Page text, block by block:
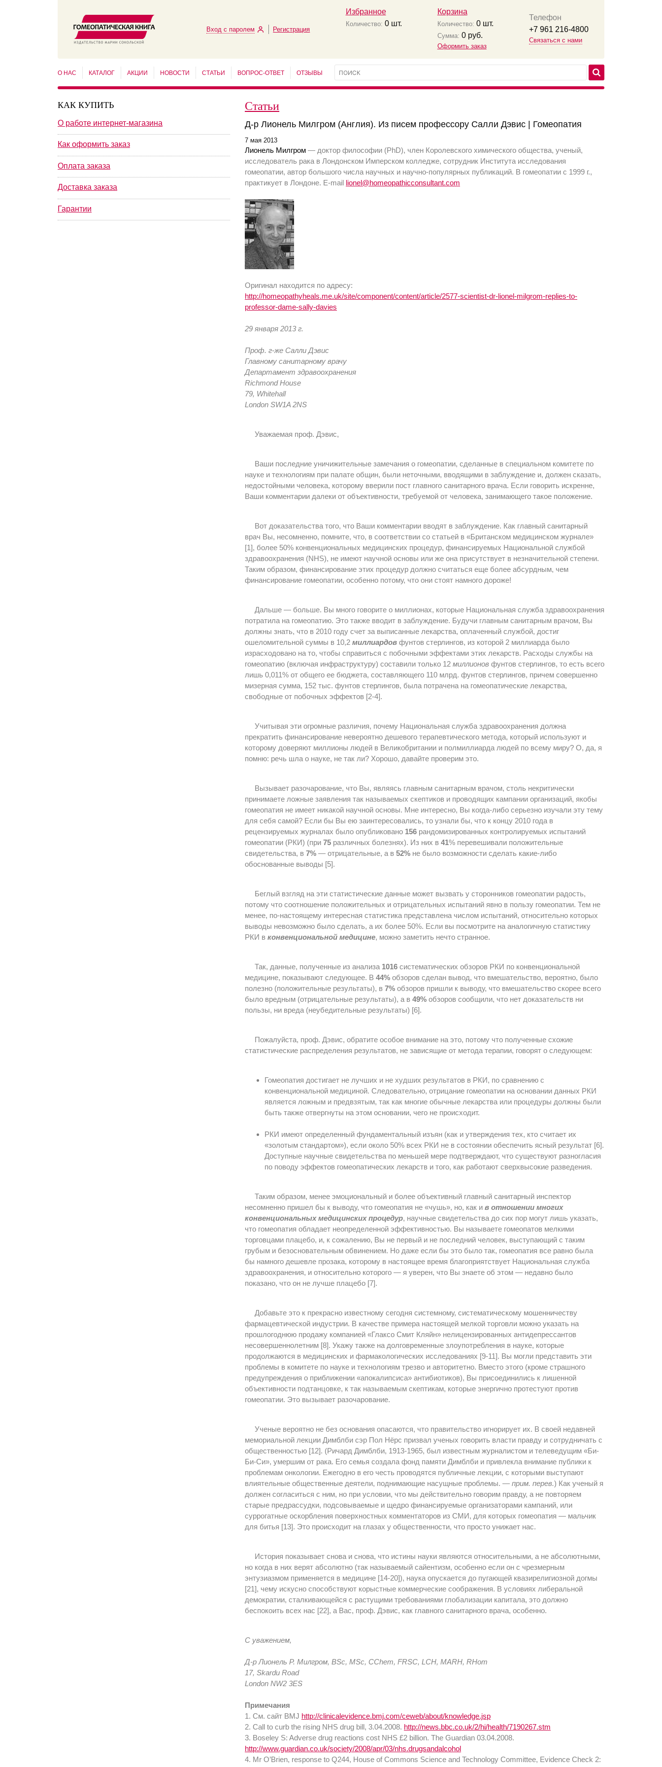
Вход с паролем Регистрация
Избранное
Количество: 0шт.
Корзина
Количество: 0шт.
Сумма: 0руб.
Оформить заказ
Телефон
+7 961 216-4800
Связаться с нами
О НАС КАТАЛОГ АКЦИИ НОВОСТИ СТАТЬИ ВОПРОС-ОТВЕТ ОТЗЫВЫ
КАК КУПИТЬ
О работе интернет-магазина
Как оформить заказ
Оплата заказа
Доставка заказа
Гарантии
Статьи
Д-р Лионель Милгром (Англия). Из писем профессору Салли Дэвис | Гомеопатия
7 мая 2013
Лионель Милгром — доктор философии (PhD), член Королевского химического общества, ученый,
исследователь рака в Лондонском Имперском колледже, сотрудник Института исследования
гомеопатии, автор большого числа научных и научно-популярных публикаций. В гомеопатии с 1999 г.,
практикует в Лондоне. E-mail lionel@homeopathicconsultant.com
Оригинал находится по адресу:
http://homeopathyheals.me.uk/site/component/content/article/2577-scientist-dr-lionel-milgrom-replies-to-
professor-dame-sally-davies
29 января 2013 г.
Проф. г-же Салли Дэвис
Главному санитарному врачу
Департамент здравоохранения
Richmond House
79, Whitehall
London SW1A 2NS
Уважаемая проф. Дэвис,
Ваши последние уничижительные замечания о гомеопатии, сделанные в специальном комитете по
науке и технологиям при палате общин, были неточными, вводящими в заблуждение и, должен сказать,
недостойными человека, которому вверили пост главного санитарного врача. Если говорить искренне,
Ваши комментарии далеки от объективности, требуемой от человека, занимающего такое положение.
Вот доказательства того, что Ваши комментарии вводят в заблуждение. Как главный санитарный
врач Вы, несомненно, помните, что, в соответствии со статьей в «Британском медицинском журнале»
[1], более 50% конвенциональных медицинских процедур, финансируемых Национальной службой
здравоохранения (NHS), не имеют научной основы или же она присутствует в незначительной степени.
Таким образом, финансирование этих процедур должно считаться еще более абсурдным, чем
финансирование гомеопатии, особенно потому, что они стоят намного дороже!
Дальше — больше. Вы много говорите о миллионах, которые Национальная служба здравоохранения
потратила на гомеопатию. Это также вводит в заблуждение. Будучи главным санитарным врачом, Вы
должны знать, что в 2010 году счет за выписанные лекарства, оплаченный службой, достиг
ошеломительной суммы в 10,2 миллиардов фунтов стерлингов, из которой 2 миллиарда было
израсходовано на то, чтобы справиться с побочными эффектами этих лекарств. Расходы службы на
гомеопатию (включая инфраструктуру) составили только 12 миллионов фунтов стерлингов, то есть всего
лишь 0,011% от общего ее бюджета, составляющего 110 млрд. фунтов стерлингов, причем совершенно
мизерная сумма, 152 тыс. фунтов стерлингов, была потрачена на гомеопатические лекарства,
свободные от побочных эффектов [2-4].
Учитывая эти огромные различия, почему Национальная служба здравоохранения должна
прекратить финансирование невероятно дешевого терапевтического метода, который используют и
которому доверяют миллионы людей в Великобритании и полмиллиарда людей по всему миру? О, да, я
помню: речь шла о науке, не так ли? Хорошо, давайте проверим это.
Вызывает разочарование, что Вы, являясь главным санитарным врачом, столь некритически
принимаете ложные заявления так называемых скептиков и проводящих кампании организаций, якобы
гомеопатия не имеет никакой научной основы. Мне интересно, Вы когда-либо серьезно изучали эту тему
для себя самой? Если бы Вы ею заинтересовались, то узнали бы, что к концу 2010 года в
рецензируемых журналах было опубликовано 156 рандомизированных контролируемых испытаний
гомеопатии (РКИ) (при 75 различных болезнях). Из них в 41% перевешивали положительные
свидетельства, в 7% — отрицательные, а в 52% не было возможности сделать какие-либо
обоснованные выводы [5].
Беглый взгляд на эти статистические данные может вызвать у сторонников гомеопатии радость,
потому что соотношение положительных и отрицательных испытаний явно в пользу гомеопатии. Тем не
менее, по-настоящему интересная статистика представлена числом испытаний, относительно которых
выводы невозможно было сделать, а их более 50%. Если вы посмотрите на аналогичную статистику
РКИ в конвенциональной медицине, можно заметить нечто странное.
Так, данные, полученные из анализа 1016 систематических обзоров РКИ по конвенциональной
медицине, показывают следующее. В 44% обзоров сделан вывод, что вмешательство, вероятно, было
полезно (положительные результаты), в 7% обзоров пришли к выводу, что вмешательство скорее всего
было вредным (отрицательные результаты), а в 49% обзоров сообщили, что нет доказательств ни
пользы, ни вреда (неубедительные результаты) [6].
Пожалуйста, проф. Дэвис, обратите особое внимание на это, потому что полученные схожие
статистические распределения результатов, не зависящие от метода терапии, говорят о следующем:
Гомеопатия достигает не лучших и не худших результатов в РКИ, по сравнению с
конвенциональной медициной. Следовательно, отрицание гомеопатии на основании данных РКИ
является ложным и предвзятым, так как многие обычные лекарства или процедуры должны были
быть также отвергнуты на этом основании, чего не происходит.
РКИ имеют определенный фундаментальный изъян (как и утверждения тех, кто считает их
«золотым стандартом»), если около 50% всех РКИ не в состоянии обеспечить ясный результат [6].
Доступные научные свидетельства по меньшей мере подтверждают, что существуют разногласия
по поводу эффектов гомеопатических лекарств и того, как работают сверхвысокие разведения.
Таким образом, менее эмоциональный и более объективный главный санитарный инспектор
несомненно пришел бы к выводу, что гомеопатия не «чушь», но, как и в отношении многих
конвенциональных медицинских процедур, научные свидетельства до сих пор могут лишь указать,
что гомеопатия обладает неопределенной эффективностью. Вы называете гомеопатов мелкими
торговцами плацебо, и, к сожалению, Вы не первый и не последний человек, выступающий с таким
грубым и безосновательным обвинением. Но даже если бы это было так, гомеопатия все равно была
бы намного дешевле прозака, которому в настоящее время благоприятствует Национальная служба
здравоохранения, и относительно которого — я уверен, что Вы знаете об этом — недавно было
показано, что он не лучше плацебо [7].
Добавьте это к прекрасно известному сегодня системному, систематическому мошенничеству
фармацевтической индустрии. В качестве примера настоящей мелкой торговли можно указать на
прошлогоднюю продажу компанией «Глаксо Смит Кляйн» нелицензированных антидепрессантов
несовершеннолетним [8]. Укажу также на долговременные злоупотребления в науке, которые
продолжаются в медицинских и фармакологических исследованиях [9-11]. Вы могли представить эти
проблемы в комитете по науке и технологиям трезво и авторитетно. Вместо этого (кроме страшного
предупреждения о приближении «апокалипсиса» антибиотиков), Вы присоединились к лишенной
объективности подтанцовке, к так называемым скептикам, которые энергично протестуют против
гомеопатии. Это вызывает разочарование.
Ученые вероятно не без основания опасаются, что правительство игнорирует их. В своей недавней
мемориальной лекции Димблби сэр Пол Нёрс призвал ученых говорить власти правду и сотрудничать с
общественностью [12]. (Ричард Димблби, 1913-1965, был известным журналистом и телеведущим «Би-
Би-Си», умершим от рака. Его семья создала фонд памяти Димблби и привлекла внимание публики к
проблемам онкологии. Ежегодно в его честь проводятся публичные лекции, с которыми выступают
влиятельные общественные деятели, поднимающие насущные проблемы. — прим. перев.) Как ученый я
должен согласиться с ним, но при условии, что мы действительно говорим правду, а не повторяем
старые предрассудки, подсовываемые и щедро финансируемые организаторами кампаний, или
суррогатные оскорбления поверхностных комментаторов из СМИ, для которых гомеопатия — мальчик
для битья [13]. Это происходит на глазах у общественности, что просто унижает нас.
История показывает снова и снова, что истины науки являются относительными, а не абсолютными,
но когда в них верят абсолютно (так называемый сайентизм, особенно если он с чрезмерным
энтузиазмом применяется в медицине [14-20]), наука опускается до пугающей квазирелигиозной догмы
[21], чему искусно способствуют корыстные коммерческие соображения. В условиях либеральной
демократии, сталкивающейся с растущими требованиями глобализации капитала, это должно
беспокоить всех нас [22], а Вас, проф. Дэвис, как главного санитарного врача, особенно.
С уважением,
Д-р Лионель Р. Милгром, BSc, MSc, CChem, FRSC, LCH, MARH, RHom
17, Skardu Road
London NW2 3ES
Примечания
1. См. сайт BMJ http://clinicalevidence.bmj.com/ceweb/about/knowledge.jsp
2. Call to curb the rising NHS drug bill, 3.04.2008. http://news.bbc.co.uk/2/hi/health/7190267.stm
3. Boseley S: Adverse drug reactions cost NHS £2 billion. The Guardian 03.04.2008.
http://www.guardian.co.uk/society/2008/apr/03/nhs.drugsandalcohol
4. Mr O’Brien, response to Q244, House of Commons Science and Technology Committee, Evidence Check 2: